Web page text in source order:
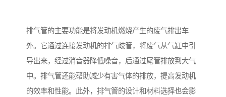
排气管的主要功能是将发动机燃烧产生的废气排出车
外。它通过连接发动机的排气歧管，将废气从气缸中引
导出来，经过消音器降低噪音，后通过尾管排放到大气
中。排气管还能帮助减少有害气体的排放，提高发动机
的效率和性能。此外，排气管的设计和材料选择也会影